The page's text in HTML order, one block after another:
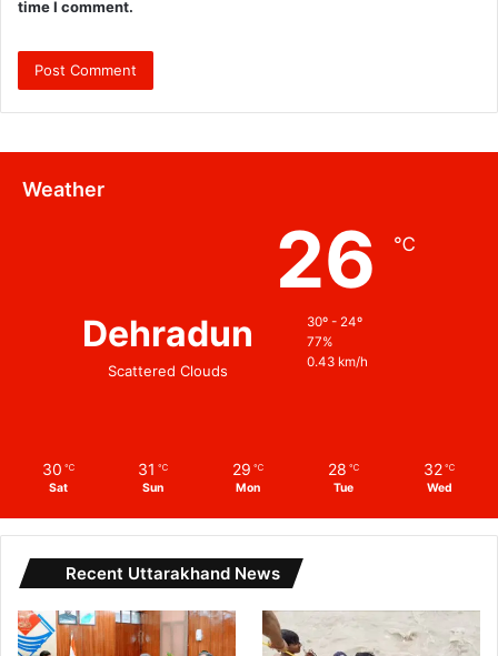
time I comment.
Weather
Dehradun
Scattered Clouds
26 ℃
30º - 24º
77%
0.43 km/h
30 ℃
Sat
31 ℃
Sun
29 ℃
Mon
28 ℃
Tue
32 ℃
Wed
Recent Uttarakhand News